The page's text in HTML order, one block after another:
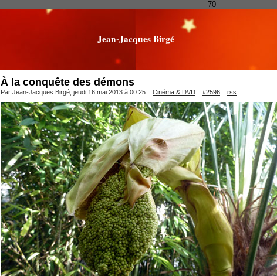
70
Jean-Jacques Birgé
À la conquête des démons
Par Jean-Jacques Birgé, jeudi 16 mai 2013 à 00:25 :: Cinéma & DVD :: #2596 :: rss